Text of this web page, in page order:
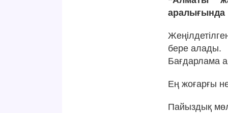
бере алады.
Бағдарлама
Ең жоғарғы
Пайыздық